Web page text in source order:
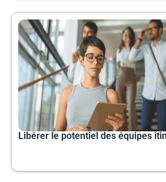
Libérer le potentiel des équipes